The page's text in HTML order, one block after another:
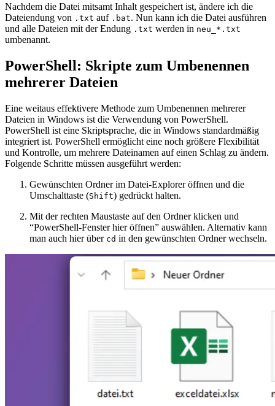
Nachdem die Datei mitsamt Inhalt gespeichert ist, ändere ich die
Dateiendung von .txt auf .bat. Nun kann ich die Datei ausführen
und alle Dateien mit der Endung .txt werden in neu_*.txt
umbenannt.
PowerShell: Skripte zum Umbenennen
mehrerer Dateien
Eine weitaus effektivere Methode zum Umbenennen mehrerer
Dateien in Windows ist die Verwendung von PowerShell.
PowerShell ist eine Skriptsprache, die in Windows standardmäßig
integriert ist. PowerShell ermöglicht eine noch größere Flexibilität
und Kontrolle, um mehrere Dateinamen auf einen Schlag zu ändern.
Folgende Schritte müssen ausgeführt werden:
Gewünschten Ordner im Datei-Explorer öffnen und die
Umschalttaste (Shift) gedrückt halten.
Mit der rechten Maustaste auf den Ordner klicken und
“PowerShell-Fenster hier öffnen” auswählen. Alternativ kann
man auch hier über cd in den gewünschten Ordner wechseln.